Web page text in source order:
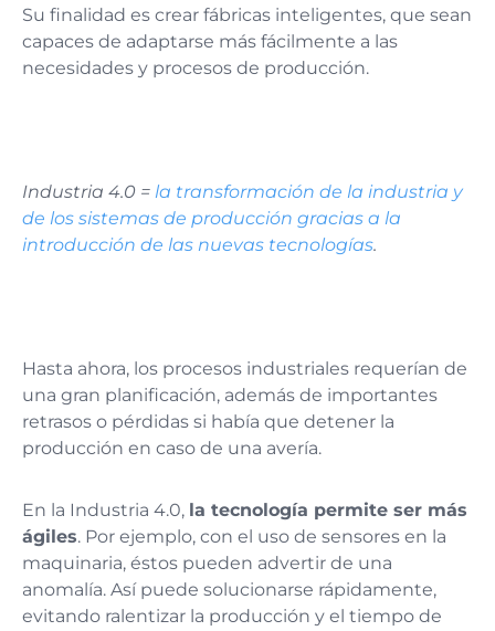
Su finalidad es crear fábricas inteligentes, que sean
capaces de adaptarse más fácilmente a las
necesidades y procesos de producción.
Industria 4.0 = la transformación de la industria y
de los sistemas de producción gracias a la
introducción de las nuevas tecnologías.
Hasta ahora, los procesos industriales requerían de
una gran planificación, además de importantes
retrasos o pérdidas si había que detener la
producción en caso de una avería.
En la Industria 4.0, la tecnología permite ser más
ágiles. Por ejemplo, con el uso de sensores en la
maquinaria, éstos pueden advertir de una
anomalía. Así puede solucionarse rápidamente,
evitando ralentizar la producción y el tiempo de